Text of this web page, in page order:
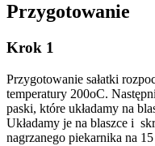
Przygotowanie
Krok 1
Przygotowanie sałatki
temperatury 200oC.
paski, które układamy na
Układamy je na blaszce i
nagrzanego piekarnika na